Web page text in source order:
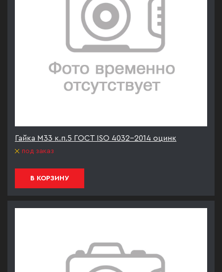
Гайка М33 к.п.5 ГОСТ ISO 4032-2014 оцинк
под заказ
В КОРЗИНУ